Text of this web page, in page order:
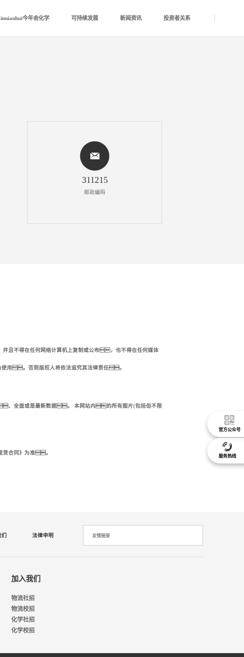
今年会化学 可持续发展 新闻资讯 投资者关系
官方公众号
服务热线
311215
邮政编码
不得在任何网络计算机上复制或公布，也不得在任何媒体
。否则版权人将依法追究其法律责任。
、全面或是最新数据。 本网站内的所有图片(包括但不限
合同》为准。
法律申明 友情链接
加入我们
物流社招
物流校招
化学社招
化学校招